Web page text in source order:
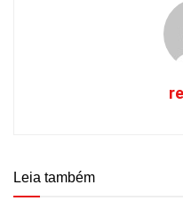
Leia também